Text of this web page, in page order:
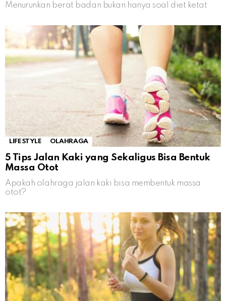
Menurunkan berat badan bukan hanya soal diet ketat
LIFESTYLE OLAHRAGA
5 Tips Jalan Kaki yang Sekaligus Bisa Bentuk
Massa Otot
Apakah olahraga jalan kaki bisa membentuk massa
otot?